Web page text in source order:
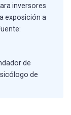
inversores
exposición a
de
de